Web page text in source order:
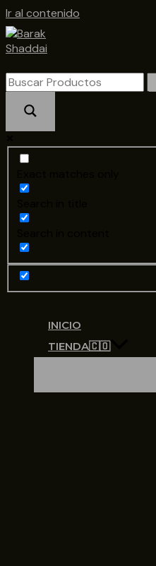
Ir al contenido
INICIO
TIENDA🇨🇴